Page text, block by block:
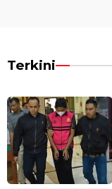
Terkini